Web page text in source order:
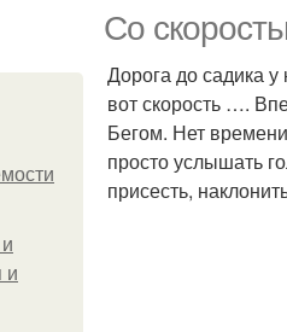
Со
и
Дорога до садика
вот скорость ….
Бегом. Нет
просто услышать
присесть,